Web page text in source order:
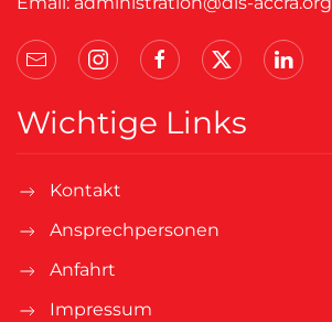
Wichtige Links
Kontakt
Ansprechpersonen
Anfahrt
Impressum